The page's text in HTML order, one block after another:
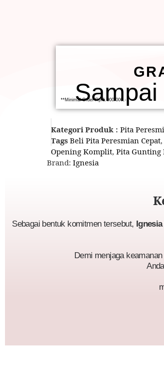
**Minimal Order Rp.1.000.000,-
Kategori Produk : Pita
Tags Beli Pita Peresmian Cepat,
Opening Komplit, Pita Gunting
Brand: Ignesia
Sebagai bentuk komitmen tersebut, Ignesia
Demi menjaga